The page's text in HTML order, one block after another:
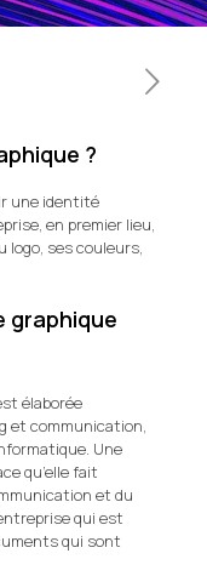
?
une identité
en premier lieu,
logo, ses couleurs,
graphique
élaborée
et communication,
Une
qu’elle fait
et du
qui est
qui sont